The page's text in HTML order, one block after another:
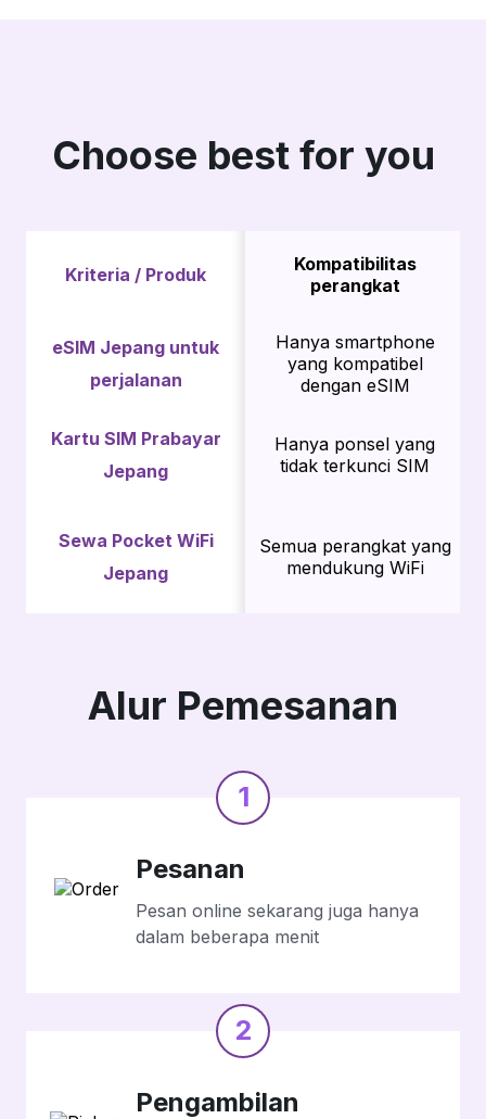
Authentication type
Choose best for you
Kriteria / Produk
Kompatibilitas
perangkat
eSIM Jepang untuk
perjalanan
Hanya smartphone
yang kompatibel
dengan eSIM
Kartu SIM Prabayar
Jepang
Hanya ponsel yang
tidak terkunci SIM
Sewa Pocket WiFi
Jepang
Semua perangkat yang
mendukung WiFi
Alur Pemesanan
1
Pesanan
Pesan online sekarang juga hanya
dalam beberapa menit
2
Pengambilan